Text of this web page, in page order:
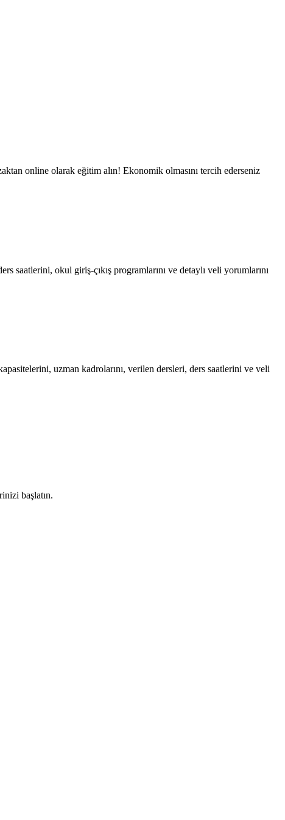
online olarak eğitim alın! Ekonomik olmasını tercih ederseniz
saatlerini, okul giriş-çıkış programlarını ve detaylı veli yorumlarını
uzman kadrolarını, verilen dersleri, ders saatlerini ve veli
başlatın.